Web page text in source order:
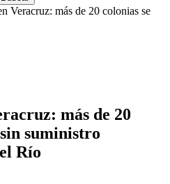
Veracruz: más de 20 colonias se
más de 20
suministro
Río